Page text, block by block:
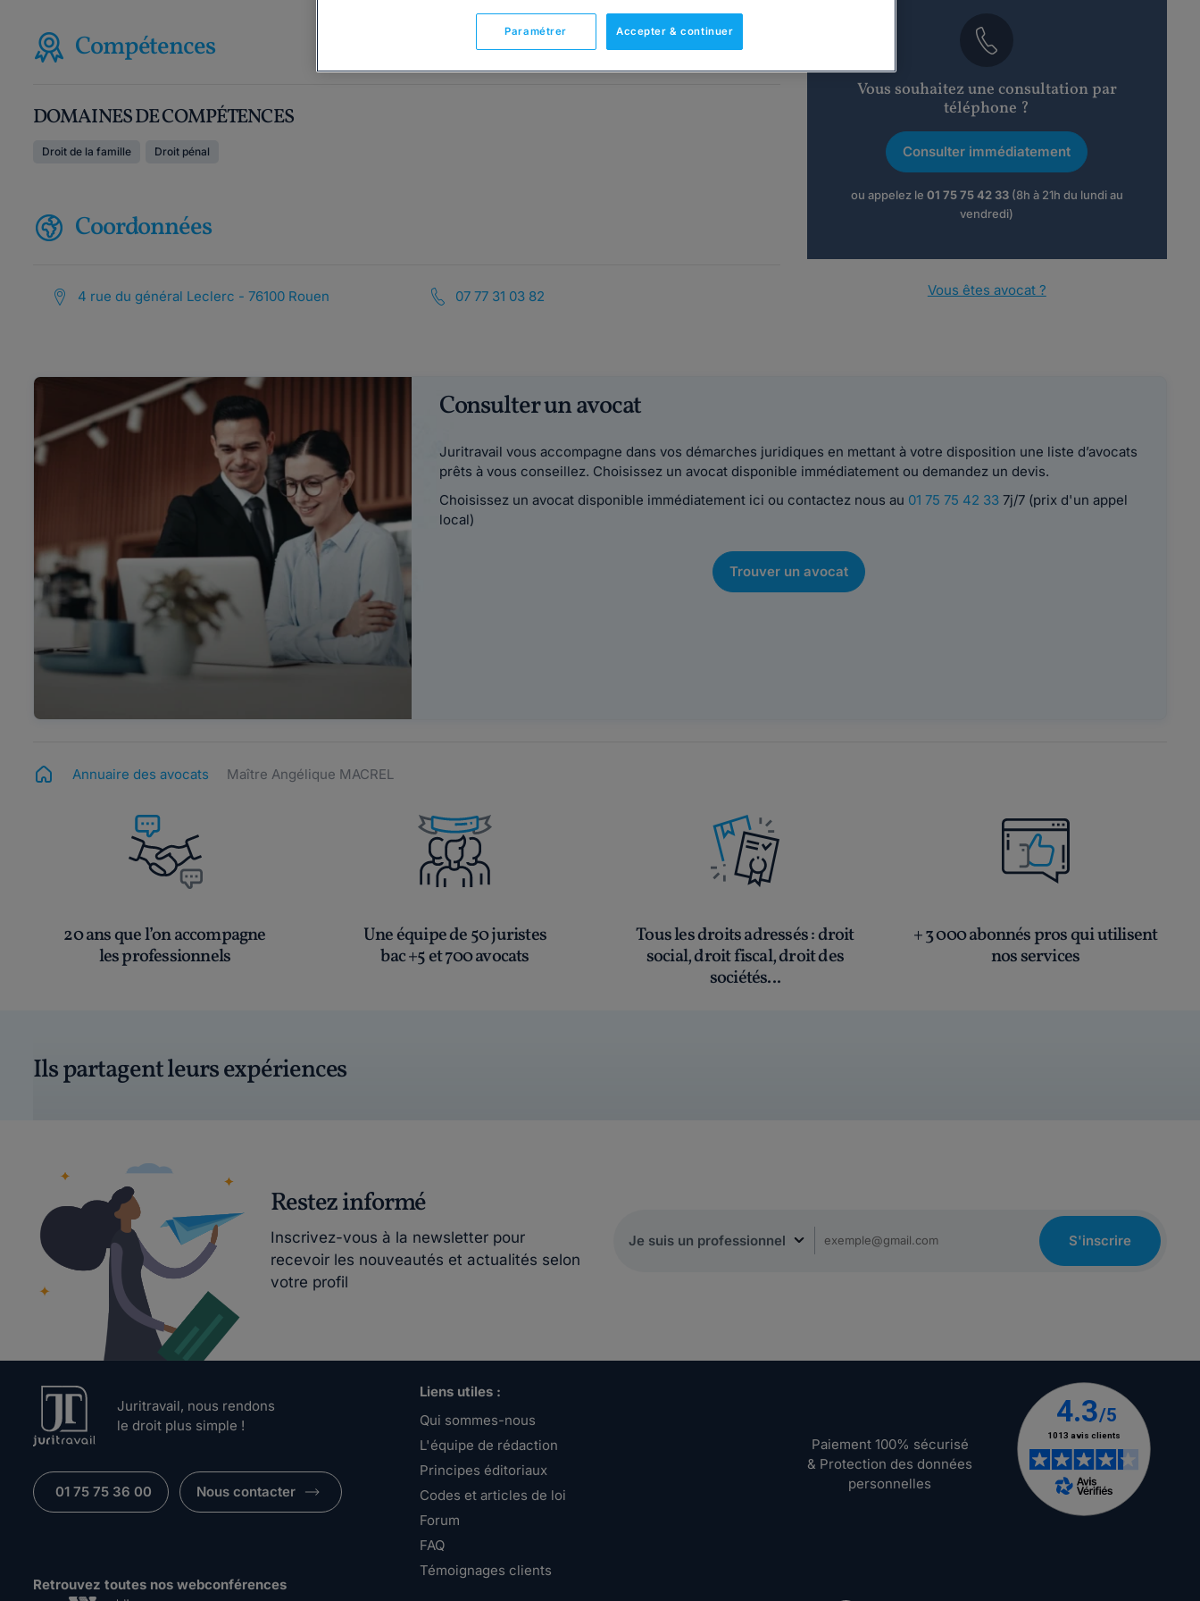
Compétences
DOMAINES DE COMPÉTENCES
Droit de la famille Droit pénal
Coordonnées
4 rue du général Leclerc - 76100 Rouen 07 77 31 03 82
Vous souhaitez une consultation par
téléphone ?
Consulter immédiatement
ou appelez le 01 75 75 42 33(8h à 21h du lundi au
vendredi)
Vous êtes avocat ?
Consulter un avocat
Juritravail vous accompagne dans vos démarches juridiques en mettant à votre disposition une liste d’avocats
prêts à vous conseillez. Choisissez un avocat disponible immédiatement ou demandez un devis.
Choisissez un avocat disponible immédiatement ici ou contactez nous au 01 75 75 42 337j/7 (prix d'un appel
local)
Trouver un avocat
Annuaire des avocats Maître Angélique MACREL
20 ans que l’on accompagne
les professionnels
Une équipe de 50 juristes
bac +5 et 700 avocats
Tous les droits adressés: droit
social, droit fiscal, droit des
sociétés...
+ 3 000 abonnés pros qui utilisent
nos services
Ils partagent leurs expériences
Restez informé
Inscrivez-vous à la newsletter pour
recevoir les nouveautés et actualités selon
votre profil
S'inscrire
Juritravail, nous rendons
le droit plus simple !
01 75 75 36 00 Nous contacter
Retrouvez toutes nos webconférences
Liens utiles :
Qui sommes-nous
L'équipe de rédaction
Principes éditoriaux
Codes et articles de loi
Forum
FAQ
Témoignages clients
Paiement 100% sécurisé
& Protection des données
personnelles
Accepter & continuer
Paramétrer